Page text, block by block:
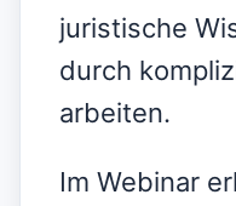
juristische
durch
arbeiten.
Im Webinar